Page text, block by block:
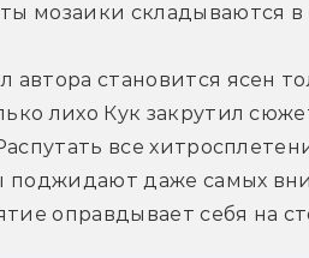
мозаики складываются в
автора становится ясен
лихо Кук закрутил
все
поджидают даже самых
оправдывает себя на